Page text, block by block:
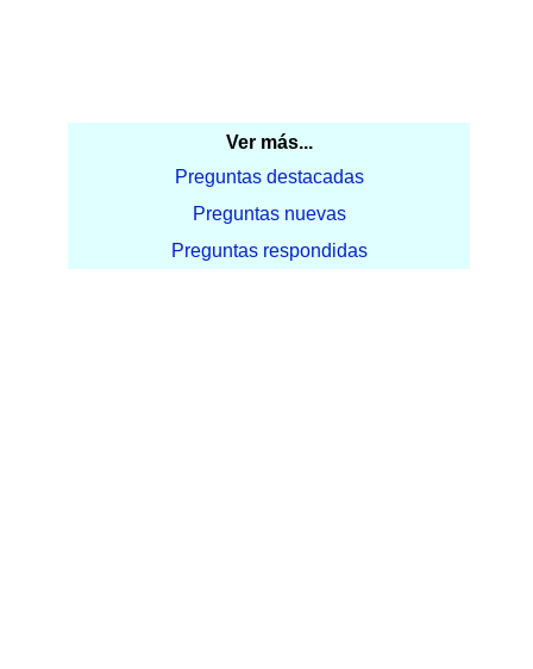
Ver más...
Preguntas destacadas
Preguntas nuevas
Preguntas respondidas